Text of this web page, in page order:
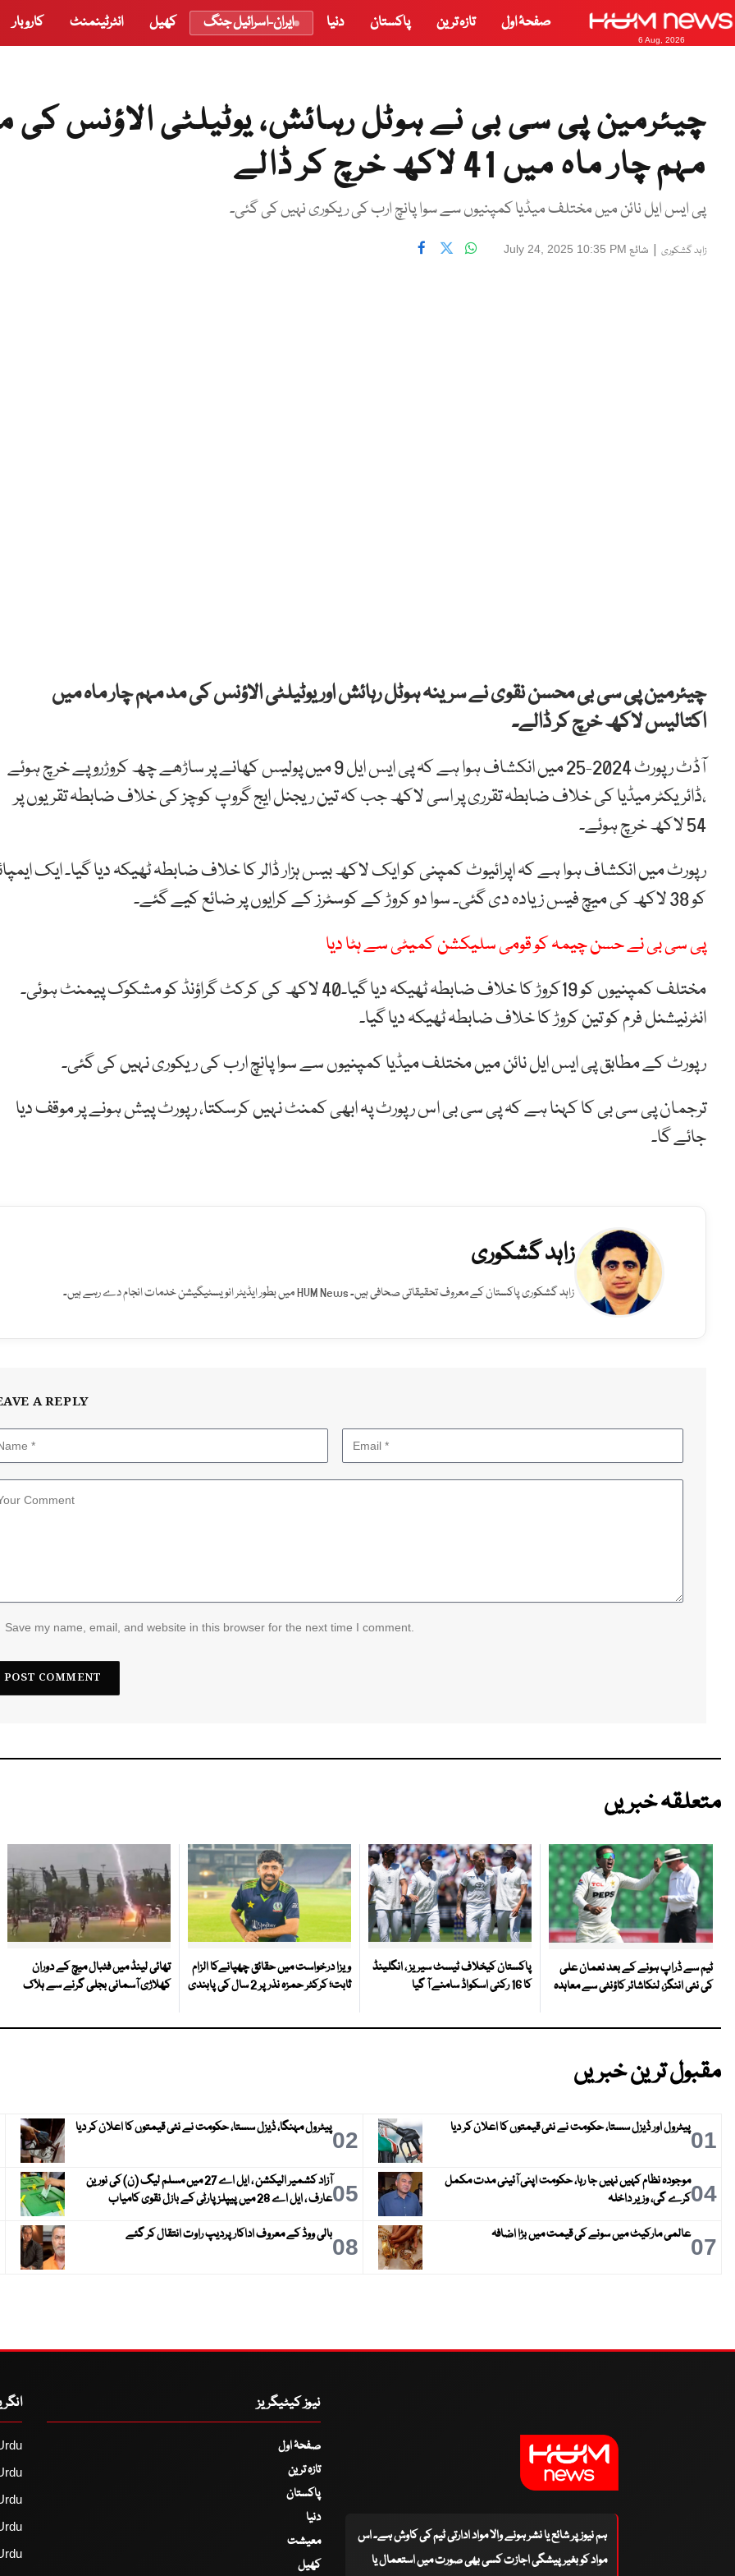
6 Aug, 2026
صفحۂ اول تازہ ترین پاکستان دنیا ایران-اسرائیل جنگ کھیل انٹرٹینمنٹ کاروبار
چیئرمین پی سی بی نے ہوٹل رہائش، یوٹیلٹی الاؤنس کی
مہم چار ماہ میں 41 لاکھ خرچ کر ڈالے
پی ایس ایل نائن میں مختلف میڈیا کمپنیوں سے سوا پانچ ارب کی ریکوری نہیں کی گئی۔
زاہد گشکوری | شائع July 24, 2025 10:35 PM
چیئرمین پی سی بی محسن نقوی نے سرینہ ہوٹل رہائش اور یوٹیلٹی الاؤنس کی مد مہم چار ماہ میں
اکتالیس لاکھ خرچ کر ڈالے۔
آڈٹ رپورٹ 2024-25 میں انکشاف ہوا ہے کہ پی ایس ایل 9 میں پولیس کھانے پر ساڑھے چھ کروڑروپے خرچ ہوئے
،ڈائریکٹر میڈیا کی خلاف ضابطہ تقرری پر اسی لاکھ جب کہ تین ریجنل ایج گروپ کوچز کی خلاف ضابطہ تقریوں پر
54 لاکھ خرچ ہوئے۔
رپورٹ میں انکشاف ہوا ہے کہ اپرائیوٹ کمپنی کو ایک لاکھ بیس ہزار ڈالر کا خلاف ضابطہ ٹھیکہ دیا گیا۔ ایک
کو 38 لاکھ کی میچ فیس زیادہ دی گئی۔ سوا دو کروڑ کے کوسٹرز کے کرایوں پر ضائع کیے گئے۔
پی سی بی نے حسن چیمہ کو قومی سلیکشن کمیٹی سے ہٹا دیا
مختلف کمپنیوں کو 19کروڑ کا خلاف ضابطہ ٹھیکہ دیا گیا۔40 لاکھ کی کرکٹ گراؤنڈ کو مشکوک پیمنٹ ہوئی۔
انٹرنیشنل فرم کو تین کروڑ کا خلاف ضابطہ ٹھیکہ دیا گیا۔
رپورٹ کے مطابق پی ایس ایل نائن میں مختلف میڈیا کمپنیوں سے سوا پانچ ارب کی ریکوری نہیں کی گئی۔
ترجمان پی سی بی کا کہنا ہے کہ پی سی بی اس رپورٹ پہ ابھی کمنٹ نہیں کرسکتا، رپورٹ پیش ہونے پر موقف دیا
جائے گا۔
زاہد گشکوری
زاہد گشکوری پاکستان کے معروف تحقیقاتی صحافی ہیں۔ HUM News میں بطور ایڈیٹر انویسٹیگیشن خدمات انجام دے رہے ہیں۔
A REPLY
Save my name, email, and website in this browser for the next time I comment.
متعلقہ خبریں
ٹیم سے ڈراپ ہونے کے بعد نعمان علی
کی نئی اننگز، لنکاشائر کاؤنٹی سے معاہدہ
پاکستان کیخلاف ٹیسٹ سیریز ، انگلینڈ
کا 16 رکنی اسکواڈ سامنے آ گیا
ویزا درخواست میں حقائق چھپانےکا الزام
ثابت؛ کرکٹر حمزہ نذر پر 2 سال کی پابندی
تھائی لینڈ میں فٹبال میچ کے دوران
کھلاڑی آسمانی بجلی گرنے سے ہلاک
مقبول ترین خبریں
01پیٹرول اور ڈیزل سستا، حکومت نے نئی قیمتوں کا اعلان کر دیا 02پیٹرول مہنگا، ڈیزل سستا، حکومت نے نئی قیمتوں کا اعلان کر دیا
04موجودہ نظام کہیں نہیں جا رہا، حکومت اپنی آئینی مدت مکمل
کرے گی، وزیر داخلہ
05
آزاد کشمیر الیکشن ، ایل اے 27 میں مسلم لیگ (ن) کی نورین
عارف ، ایل اے 28 میں پیپلز پارٹی کے بازل نقوی کامیاب
07عالمی مارکیٹ میں سونے کی قیمت میں بڑا اضافہ 08بالی ووڈ کے معروف اداکار پردیپ راوت انتقال کر گئے
ہم نیوز پر شائع یا نشر ہونے والا مواد ادارتی ٹیم کی کاوش ہے۔ اس
مواد کو بغیر پیشگی اجازت کسی بھی صورت میں استعمال یا
نیوز کیٹیگریز
صفحۂ اول
تازہ ترین
پاکستان
دنیا
معیشت
کھیل